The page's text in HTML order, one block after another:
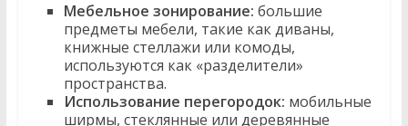
Мебельное зонирование: большие
предметы мебели, такие как диваны,
книжные стеллажи или комоды,
используются как «разделители»
пространства.
Использование перегородок: мобильные
ширмы, стеклянные или деревянные